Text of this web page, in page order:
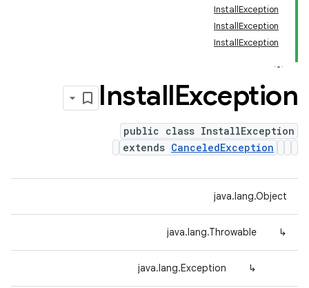
InstallException
InstallException
InstallException
InstallException
public class InstallException
extends CanceledException
java.lang.Object
↳
java.lang.Throwable
↳
java.lang.Exception